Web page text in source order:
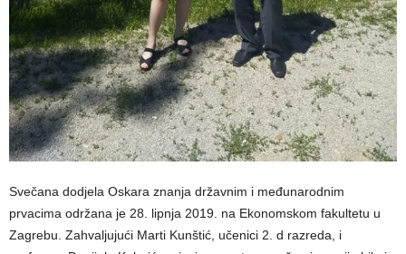
Svečana dodjela Oskara znanja državnim i međunarodnim
prvacima održana je 28. lipnja 2019. na Ekonomskom fakultetu u
Zagrebu. Zahvaljujući Marti Kunštić, učenici 2. d razreda, i